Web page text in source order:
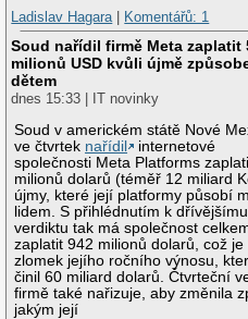
Ladislav Hagara| Komentářů: 1
Soud nařídil firmě Meta zaplatit
milionů USD kvůli újmě
dětem
dnes 15:33 | IT novinky
Soud v americkém státě Nové
ve čtvrtek nařídil
internetové
společnosti Meta Platforms
milionů dolarů (téměř 12 miliard
újmy, které její platformy působí
lidem. S přihlédnutím k dřívějšímu
verdiktu tak má společnost
zaplatit 942 milionů dolarů, což je
zlomek jejího ročního výnosu,
činil 60 miliard dolarů. Čtvrteční
firmě také nařizuje, aby změnila
jakým její